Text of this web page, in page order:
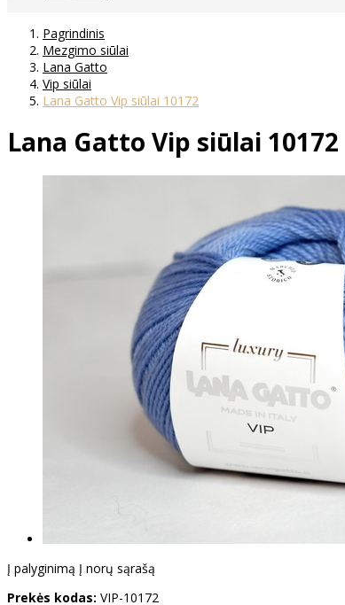
Pagrindinis
Mezgimo siūlai
Lana Gatto
Vip siūlai
Lana Gatto Vip siūlai 10172
Lana Gatto Vip siūlai 10172
Į palyginimą Į norų sąrašą
Prekės kodas: VIP-10172